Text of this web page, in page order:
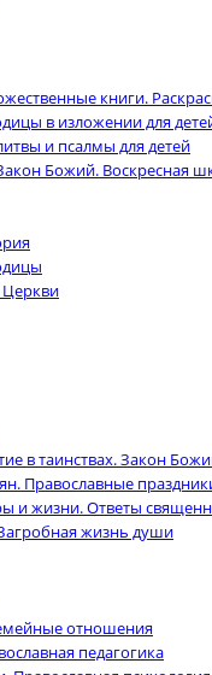
книги.
в изложении для
и псалмы для детей
Божий. Воскресная
в таинствах. Закон
Православные
и жизни. Ответы
жизнь души
отношения
педагогика